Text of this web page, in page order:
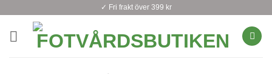
✓ Fri frakt över 399 kr